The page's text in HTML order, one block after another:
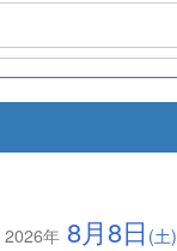
2026年 8月8日 (土)